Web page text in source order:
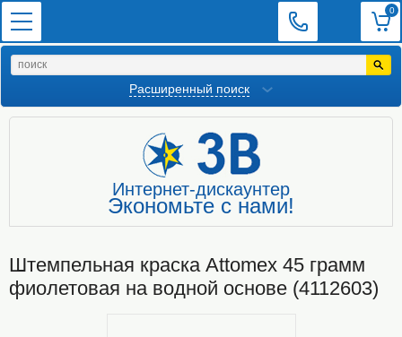
0
Расширенный поиск
Интернет-дискаунтер
Экономьте с нами!
Штемпельная краска Attomex 45 грамм
фиолетовая на водной основе (4112603)